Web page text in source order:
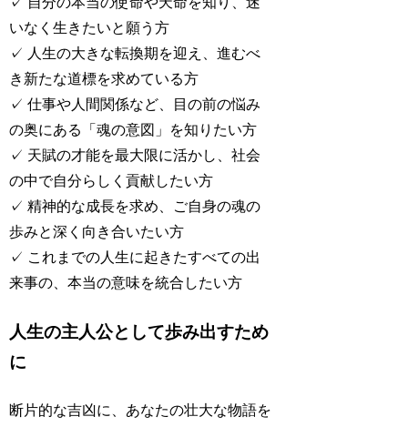
いなく生きたいと願う方
✓ 人生の大きな転換期を迎え、進むべ
き新たな道標を求めている方
✓ 仕事や人間関係など、目の前の悩み
の奥にある「魂の意図」を知りたい方
✓ 天賦の才能を最大限に活かし、社会
の中で自分らしく貢献したい方
✓ 精神的な成長を求め、ご自身の魂の
歩みと深く向き合いたい方
✓ これまでの人生に起きたすべての出
来事の、本当の意味を統合したい方
人生の主人公として歩み出すため
に
断片的な吉凶に、あなたの壮大な物語を